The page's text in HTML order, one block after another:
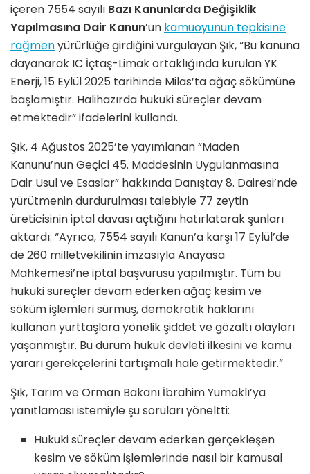
içeren 7554 sayılı Bazı Kanunlarda Değişiklik
Yapılmasına Dair Kanun’un kamuoyunun tepkisine
rağmenyürürlüğe girdiğini vurgulayan Şık, “Bu kanuna
dayanarak IC İçtaş-Limak ortaklığında kurulan YK
Enerji, 15 Eylül 2025 tarihinde Milas’ta ağaç sökümüne
başlamıştır. Halihazırda hukuki süreçler devam
etmektedir” ifadelerini kullandı.
Şık, 4 Ağustos 2025’te yayımlanan “Maden
Kanunu’nun Geçici 45. Maddesinin Uygulanmasına
Dair Usul ve Esaslar” hakkında Danıştay 8. Dairesi’nde
yürütmenin durdurulması talebiyle 77 zeytin
üreticisinin iptal davası açtığını hatırlatarak şunları
aktardı: “Ayrıca, 7554 sayılı Kanun’a karşı 17 Eylül’de
de 260 milletvekilinin imzasıyla Anayasa
Mahkemesi’ne iptal başvurusu yapılmıştır. Tüm bu
hukuki süreçler devam ederken ağaç kesim ve
söküm işlemleri sürmüş, demokratik haklarını
kullanan yurttaşlara yönelik şiddet ve gözaltı olayları
yaşanmıştır. Bu durum hukuk devleti ilkesini ve kamu
yararı gerekçelerini tartışmalı hale getirmektedir.”
Şık, Tarım ve Orman Bakanı İbrahim Yumaklı’ya
yanıtlaması istemiyle şu soruları yöneltti:
Hukuki süreçler devam ederken gerçekleşen
kesim ve söküm işlemlerinde nasıl bir kamusal